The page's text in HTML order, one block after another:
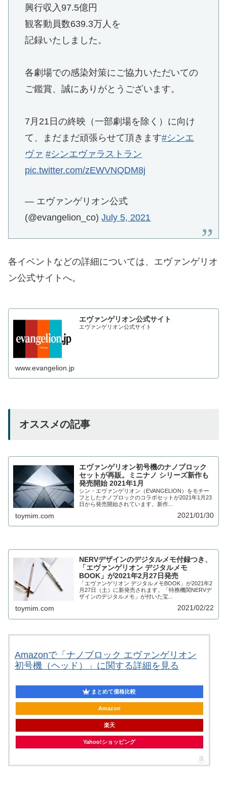
興行収入97.5億円
観客動員数639.3万人を
記録いたしました。
各劇場での感染対策にご協力いただいての
ご鑑賞、誠にありがとうございます。
7月21日の終映（一部劇場を除く）に向け
て、まだまだ頑張らせて頂きます#シンエ
ヴァ #シンエヴァラストラン
pic.twitter.com/zEWVNQDM8j
— エヴァンゲリオン公式
(@evangelion_co)July 5, 2021
各イベントなどの詳細については、エヴァンゲリオ
ン公式サイトへ。
エヴァンゲリオン公式サイト
エヴァンゲリオン公式サイト
www.evangelion.jp
オススメの記事
エヴァンゲリオン初号機のナノブロック
セットが再販。ミニナノ シリーズ新作も
発売開始 2021年1月
シン・エヴァンゲリオン（EVANGELION）をモチー
フとしたナノブロックのコラボセットが2021年1月23
日から発売開始されています。新作...
toymim.com 2021/01/30
NERVデザインのデジタルメモ付録つき、
「エヴァンゲリオン デジタルメモ
BOOK」が2021年2月27日発売
「エヴァンゲリオン デジタルメモBOOK」が2021年2
月27日（土）に新発売されます。「特務機関NERVデ
ザインのデジタルメモ」が付いた宝...
toymim.com 2021/02/22
Amazonで「ナノブロック エヴァンゲリオン
初号機（ヘッド）」に関する詳細を見る
まとめて価格比較
Amazon
楽天
Yahoo!ショッピング